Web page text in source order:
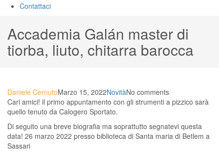
Contattaci
Accademia Galán master di
tiorba, liuto, chitarra barocca
Daniele CernutoMarzo 15, 2022NovitàNo comments
Cari amici! il primo appuntamento con gli strumenti a pizzico sarà
quello tenuto da Calogero Sportato.
Di seguito una breve biografia ma soprattutto segnatevi questa
data! 26 marzo 2022 presso biblioteca di Santa maria di Betlem a
Sassari